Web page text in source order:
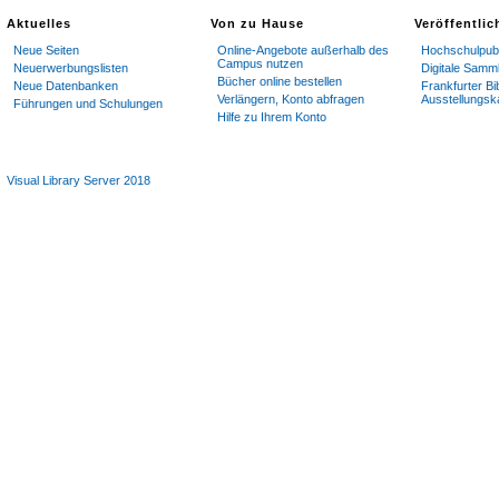
Aktuelles
Neue Seiten
Neuerwerbungslisten
Neue Datenbanken
Führungen und Schulungen
Von zu Hause
Online-Angebote außerhalb des
Campus nutzen
Bücher online bestellen
Verlängern, Konto abfragen
Hilfe zu Ihrem Konto
Digitale
Frankfurter
Visual Library Server 2018